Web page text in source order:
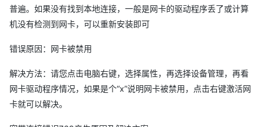
普遍。如果没有找到本地连接，一般是网卡的驱动程序丢了或计算
机没有检测到网卡，可以重新安装即可
错误原因：网卡被禁用
解决方法：请您点击电脑右键，选择属性，再选择设备管理，再看
网卡驱动程序情况，如果是个“x”说明网卡被禁用，点击右键激活网
卡就可以解决。